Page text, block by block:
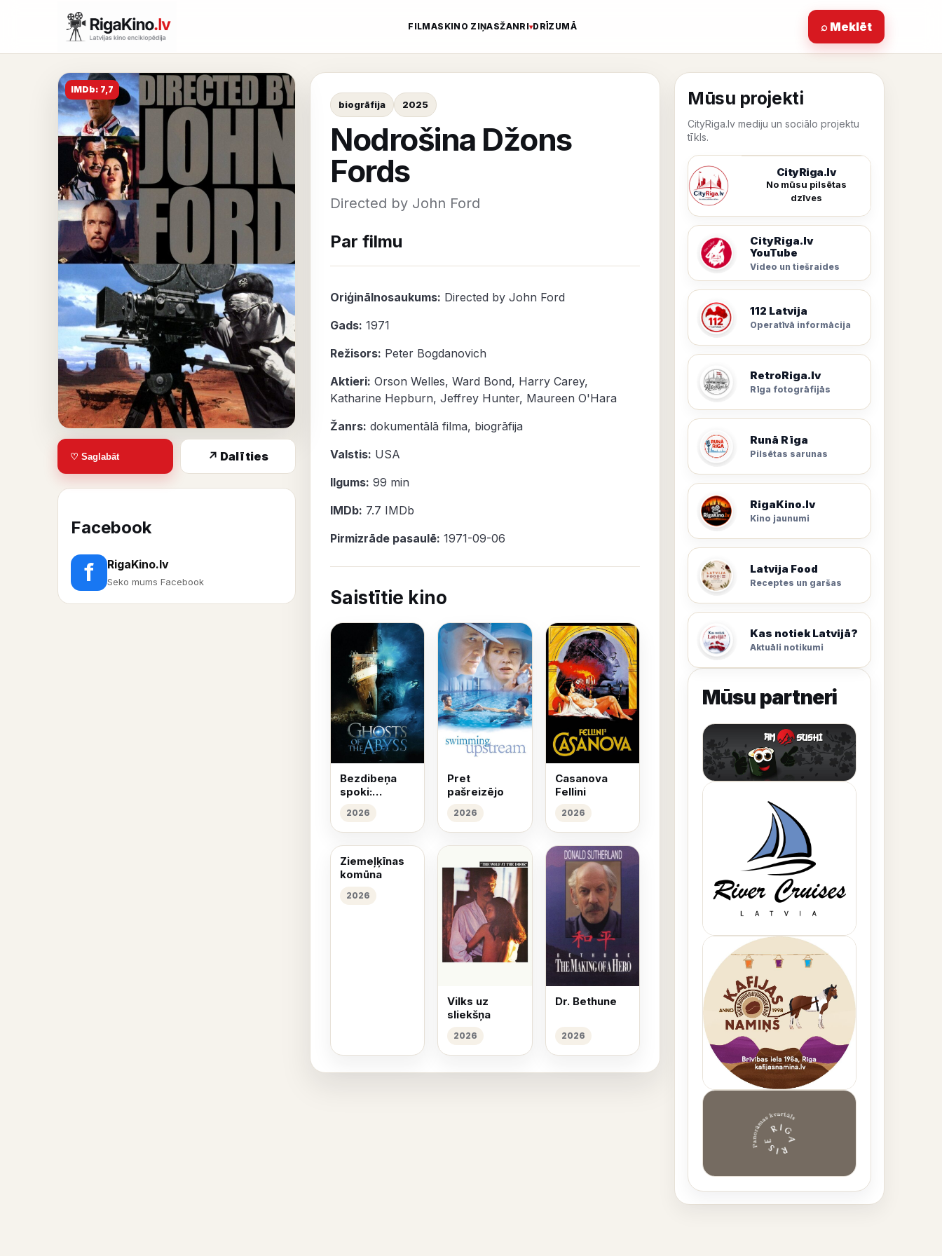
FILMAS KINO ZIŅASŽANRI DRĪZUMĀ ⌕ Meklēt
IMDb: 7,7
♡ Saglabāt ↗ Dalīties
Facebook
f RigaKino.lv
Seko mums Facebook
biogrāfija 2025
Nodrošina Džons
Fords
Directed by John Ford
Par filmu
Oriģinālnosaukums: Directed by John Ford
Gads: 1971
Režisors: Peter Bogdanovich
Aktieri: Orson Welles, Ward Bond, Harry Carey,
Katharine Hepburn, Jeffrey Hunter, Maureen O'Hara
Žanrs: dokumentālā filma, biogrāfija
Valstis: USA
Ilgums: 99 min
IMDb: 7.7 IMDb
Pirmizrāde pasaulē: 1971-09-06
Saistītie kino
Bezdibeņa
spoki:
2026
Pret
pašreizējo
2026
Casanova
Fellini
2026
Ziemeļķīnas
komūna
2026
Vilks uz
sliekšņa
2026
Dr. Bethune
2026
Mūsu projekti
CityRiga.lv mediju un sociālo projektu
tīkls.
CityRiga.lv
No mūsu pilsētas
dzīves
CityRiga.lv
YouTube
Video un tiešraides
112 Latvija
Operatīvā informācija
RetroRiga.lv
Rīga fotogrāfijās
Runā Rīga
Pilsētas sarunas
RigaKino.lv
Kino jaunumi
Latvija Food
Receptes un garšas
Kas notiek Latvijā?
Aktuāli notikumi
Mūsu partneri